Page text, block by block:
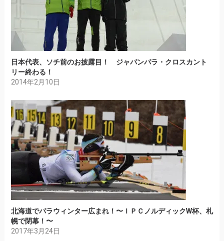
日本代表、ソチ前のお披露目！ ジャパンパラ・クロスカント
リー終わる！
2014年2月10日
北海道でパラウィンター広まれ！〜ＩＰＣノルディックW杯、札
幌で閉幕！〜
2017年3月24日